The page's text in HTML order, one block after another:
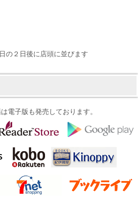
の２日後に店頭に並びます
電子版も発売しております。